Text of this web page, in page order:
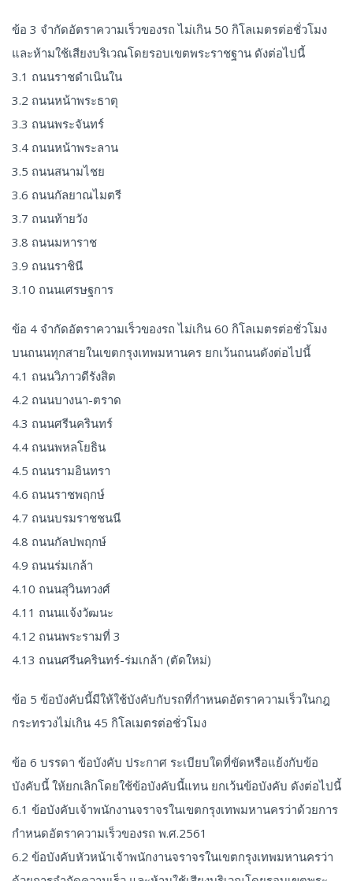
ข้อ 3 จำกัดอัตราความเร็วของรถ ไม่เกิน 50 กิโลเมตรต่อชั่วโมง
และห้ามใช้เสียงบริเวณโดยรอบเขตพระราชฐาน ดังต่อไปนี้
3.1 ถนนราชดำเนินใน
3.2 ถนนหน้าพระธาตุ
3.3 ถนนพระจันทร์
3.4 ถนนหน้าพระลาน
3.5 ถนนสนามไชย
3.6 ถนนกัลยาณไมตรี
3.7 ถนนท้ายวัง
3.8 ถนนมหาราช
3.9 ถนนราชินี
3.10 ถนนเศรษฐการ
ข้อ 4 จำกัดอัตราความเร็วของรถ ไม่เกิน 60 กิโลเมตรต่อชั่วโมง
บนถนนทุกสายในเขตกรุงเทพมหานคร ยกเว้นถนนดังต่อไปนี้
4.1 ถนนวิภาวดีรังสิต
4.2 ถนนบางนา-ตราด
4.3 ถนนศรีนครินทร์
4.4 ถนนพหลโยธิน
4.5 ถนนรามอินทรา
4.6 ถนนราชพฤกษ์
4.7 ถนนบรมราชชนนี
4.8 ถนนกัลปพฤกษ์
4.9 ถนนร่มเกล้า
4.10 ถนนสุวินทวงศ์
4.11 ถนนแจ้งวัฒนะ
4.12 ถนนพระรามที่ 3
4.13 ถนนศรีนครินทร์-ร่มเกล้า (ตัดใหม่)
ข้อ 5 ข้อบังคับนี้มีให้ใช้บังคับกับรถที่กำหนดอัตราความเร็วในกฎ
กระทรวงไม่เกิน 45 กิโลเมตรต่อชั่วโมง
ข้อ 6 บรรดา ข้อบังคับ ประกาศ ระเบียบใดที่ขัดหรือแย้งกับข้อ
บังคับนี้ ให้ยกเลิกโดยใช้ข้อบังคับนี้แทน ยกเว้นข้อบังคับ ดังต่อไปนี้
6.1 ข้อบังคับเจ้าพนักงานจราจรในเขตกรุงเทพมหานครว่าด้วยการ
กำหนดอัตราความเร็วของรถ พ.ศ.2561
6.2 ข้อบังคับหัวหน้าเจ้าพนักงานจราจรในเขตกรุงเทพมหานครว่า